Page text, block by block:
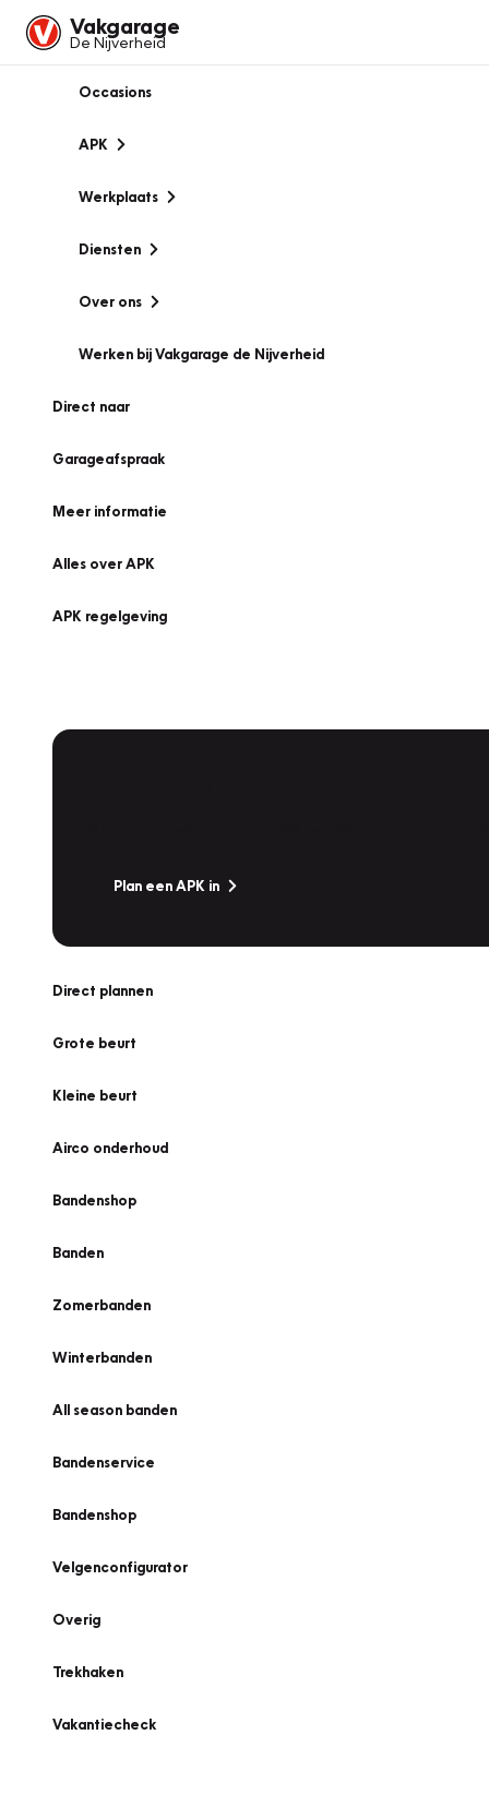
Vakgarage
De Nijverheid
Occasions
APK
Werkplaats
Diensten
Over ons
Werken bij Vakgarage de Nijverheid
Direct naar
Garageafspraak
Meer informatie
Alles over APK
APK regelgeving
Plan een APK in
Direct plannen
Grote beurt
Kleine beurt
Airco onderhoud
Bandenshop
Banden
Zomerbanden
Winterbanden
All season banden
Bandenservice
Bandenshop
Velgenconfigurator
Overig
Trekhaken
Vakantiecheck